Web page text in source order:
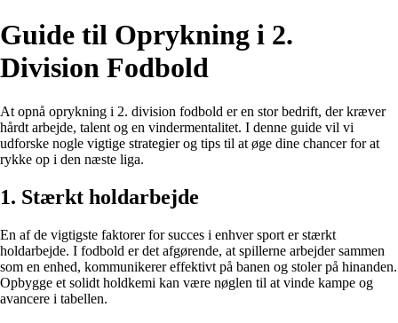
Guide til Oprykning i 2.
Division Fodbold
At opnå oprykning i 2. division fodbold er en stor bedrift, der kræver
hårdt arbejde, talent og en vindermentalitet. I denne guide vil vi
udforske nogle vigtige strategier og tips til at øge dine chancer for at
rykke op i den næste liga.
1. Stærkt holdarbejde
En af de vigtigste faktorer for succes i enhver sport er stærkt
holdarbejde. I fodbold er det afgørende, at spillerne arbejder sammen
som en enhed, kommunikerer effektivt på banen og stoler på hinanden.
Opbygge et solidt holdkemi kan være nøglen til at vinde kampe og
avancere i tabellen.